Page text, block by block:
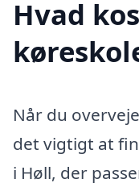
Hvad
Når du
det vigtigt at
i Høll, der